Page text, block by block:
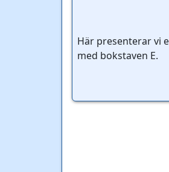
Här presenterar vi
med bokstaven E.